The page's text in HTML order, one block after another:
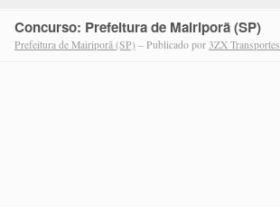
Concurso: Prefeitura de Mairiporã (SP)
Prefeitura de Mairiporã (SP) – Publicado por 3ZX Transportes